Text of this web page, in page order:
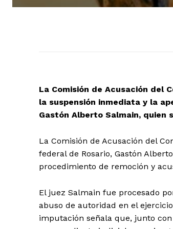
La Comisión de Acusación del
la suspensión inmediata y la
Gastón Alberto Salmain,
La Comisión de Acusación del
federal de Rosario, Gastón
procedimiento de remoción y
El juez Salmain fue procesado
abuso de autoridad en el
imputación señala que, junto